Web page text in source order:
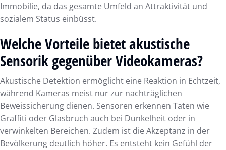
Immobilie, da das gesamte Umfeld an Attraktivität und
sozialem Status einbüsst.
Welche Vorteile bietet akustische
Sensorik gegenüber Videokameras?
Akustische Detektion ermöglicht eine Reaktion in Echtzeit,
während Kameras meist nur zur nachträglichen
Beweissicherung dienen. Sensoren erkennen Taten wie
Graffiti oder Glasbruch auch bei Dunkelheit oder in
verwinkelten Bereichen. Zudem ist die Akzeptanz in der
Bevölkerung deutlich höher. Es entsteht kein Gefühl der